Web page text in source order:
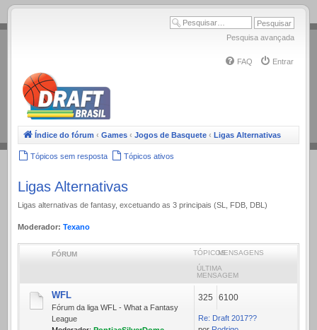
.
Pesquisa avançada
FAQ Entrar
Índice do fórum ‹ Games ‹ Jogos de Basquete ‹ Ligas Alternativas
Tópicos sem resposta Tópicos ativos
Ligas Alternativas
Ligas alternativas de fantasy, excetuando as 3 principais (SL, FDB, DBL)
Moderador: Texano
FÓRUM TÓPICOSMENSAGENS
ÚLTIMA
MENSAGEM
WFL
Fórum da liga WFL - What a Fantasy
League
325 6100
Re: Draft 2017??